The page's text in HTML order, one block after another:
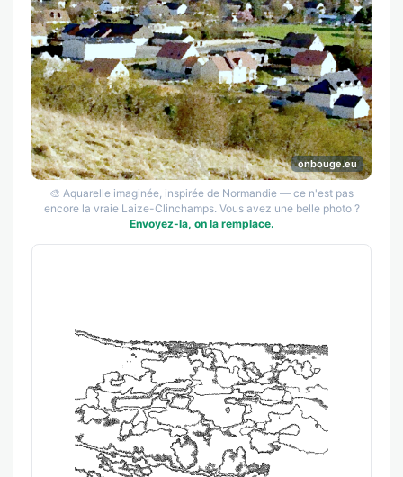
onbouge.eu
🎨 Aquarelle imaginée, inspirée de Normandie — ce n'est pas
encore la vraie Laize-Clinchamps. Vous avez une belle photo ?
Envoyez-la, on la remplace.